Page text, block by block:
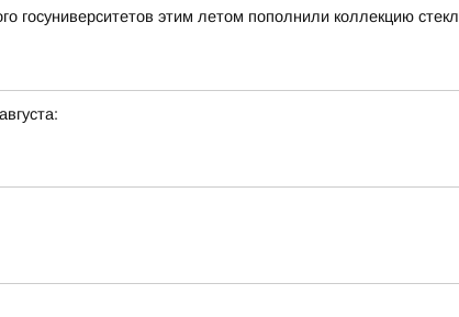
госуниверситетов этим летом пополнили коллекцию